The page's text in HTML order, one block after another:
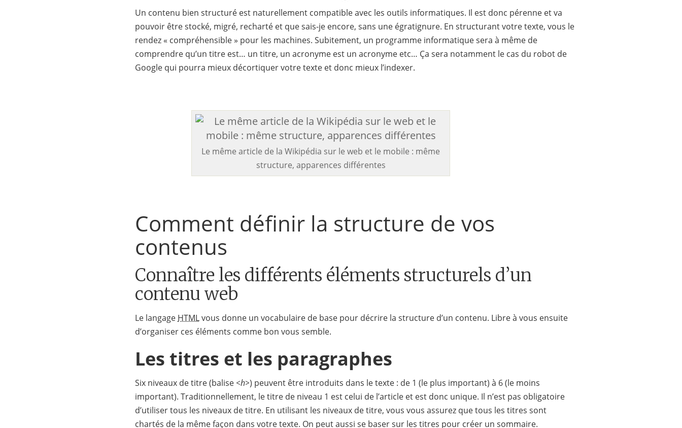
Un contenu bien structuré est naturellement compatible avec les outils informatiques. Il est donc pérenne et va
pouvoir être stocké, migré, recharté et que sais-je encore, sans une égratignure. En structurant votre texte, vous le
rendez « compréhensible » pour les machines. Subitement, un programme informatique sera à même de
comprendre qu’un titre est… un titre, un acronyme est un acronyme etc… Ça sera notamment le cas du robot de
Google qui pourra mieux décortiquer votre texte et donc mieux l’indexer.
Le même article de la Wikipédia sur le web et le mobile : même
structure, apparences différentes
Comment définir la structure de vos
contenus
Connaître les différents éléments structurels d’un
contenu web
Le langage HTMLvous donne un vocabulaire de base pour décrire la structure d’un contenu. Libre à vous ensuite
d’organiser ces éléments comme bon vous semble.
Les titres et les paragraphes
Six niveaux de titre (balise <h>) peuvent être introduits dans le texte : de 1 (le plus important) à 6 (le moins
important). Traditionnellement, le titre de niveau 1 est celui de l’article et est donc unique. Il n’est pas obligatoire
d’utiliser tous les niveaux de titre. En utilisant les niveaux de titre, vous vous assurez que tous les titres sont
chartés de la même façon dans votre texte. On peut aussi se baser sur les titres pour créer un sommaire.